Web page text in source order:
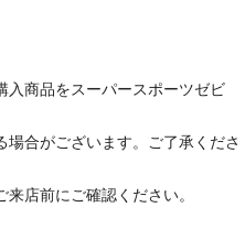
入商品をスーパースポーツゼビ
合がございます。ご了承くださ
店前にご確認ください。